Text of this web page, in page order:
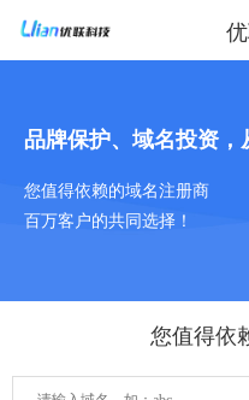
品牌保护、域名投资
您值得依赖的域名注册商
百万客户的共同选择！
您值得依